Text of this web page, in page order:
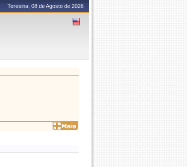
Teresina, 08 de Agosto de 2026